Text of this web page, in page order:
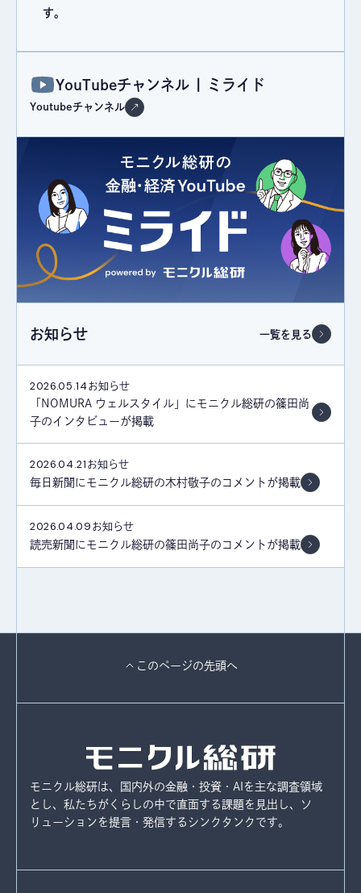
す。
YouTubeチャンネル | ミライド
Youtubeチャンネル
お知らせ 一覧を見る
2026.05.14 お知らせ
「NOMURA ウェルスタイル」にモニクル総研の篠田尚
子のインタビューが掲載
2026.04.21 お知らせ
毎日新聞にモニクル総研の木村敬子のコメントが掲載
2026.04.09 お知らせ
読売新聞にモニクル総研の篠田尚子のコメントが掲載
このページの先頭へ
モニクル総研は、国内外の金融・投資・AIを主な調査領域
とし、 私たちがくらしの中で直面する課題を見出し、ソ
リューションを提言・発信するシンクタンクです。